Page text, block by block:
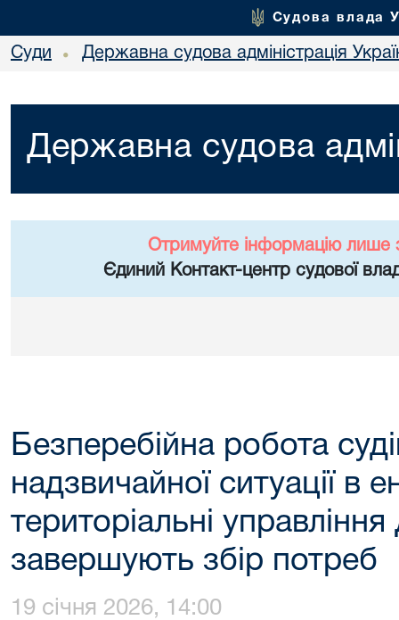
Судова влада
Суди • Державна судова адміністрація
Державна судова
Отримуйте інформацію лише
Єдиний Контакт-центр судової
Безперебійна робота
надзвичайної ситуації в
територіальні
завершують збір потреб
19 січня 2026, 14:00